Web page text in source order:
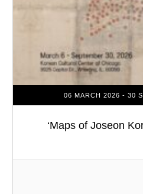
06 MARCH 2026 - 30
‘Maps of Joseon